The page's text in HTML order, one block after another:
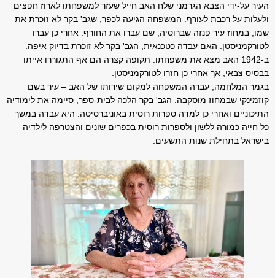
העיר על-ידי הצבא הגרמני שלח האב חייל שעזר למשפחתו לארוז חפצים
ולעלות על רכבת לעורף. המשפחה הגיעה לכפר, שגב' בקר לא זוכרת את
שמו, במחוז עיר פנזה שברוסיה, שם עברו את החורף. אחרי כן עברו
לטורקמניסטן. האם עבדה כטכנאית, הגב' בקר לא זוכרת בדיוק איפה.
ב-1942 האב מצא את משפחתו. תקופה קצרה הם אף התגוררו אייתו
בבסיס צבאי, אך אחרי כן חזרו לטורקמניסטן.
בגמר המלחמה, עברה המשפחה למקום שירותו של האב – עיר בשם
קוזמינקי שבמחוז מוסקבה. הגב' בקר הלכה לבית-ספר, סיימה את לימודיה
התיכוניים ואחרי כן למדה ספרות רוסית באוניברסיטה. היא עבדה במשך
כל חייה כמורה ללשון ולספרות רוסית בכפרים שונים והצטרפה לילדיה
בישראל בתחילת שנות התשעים.